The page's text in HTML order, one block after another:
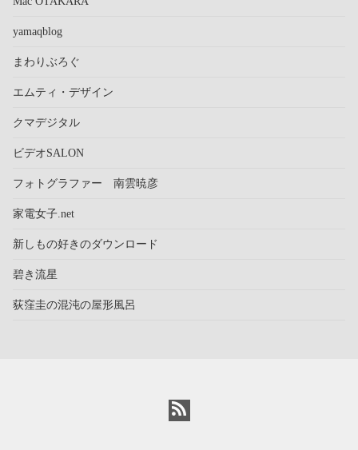
yamaqblog
まわりぶろぐ
エムティ・デザイン
クマデジタル
ビデオSALON
フォトグラファー 南雲暁彦
家電女子.net
新しもの好きのダウンロード
碧き流星
荻窪圭の混沌の屋形風呂